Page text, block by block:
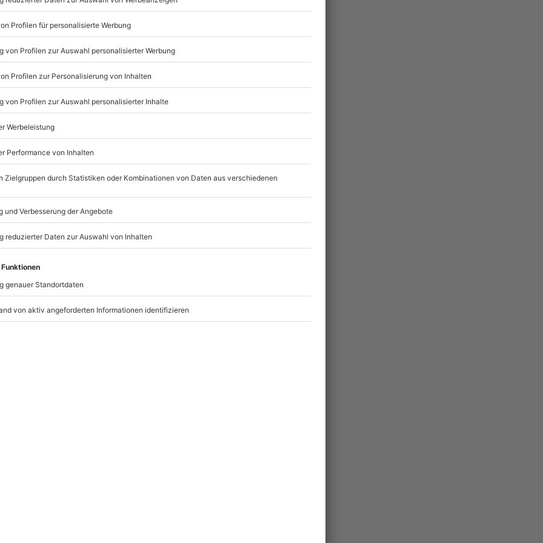
Sportwagens kombiniert mit
Fahrgefühl, das
dem Steuer eines erfahrenen
und spürst, wie der
entfaltet. Das Porsche fahren
lange im Gedächtnis bleibt.
daraus ein sinnliches
Dich von der
RS mitreißen und werde
verfügbar
Veranstalter)
Listenansicht
© OpenStreetMaps
mydaysGmbH
außer an bundesweiten